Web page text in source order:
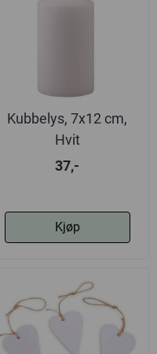
Kubbelys, 7x12 cm,
Hvit
37,-
Kjøp